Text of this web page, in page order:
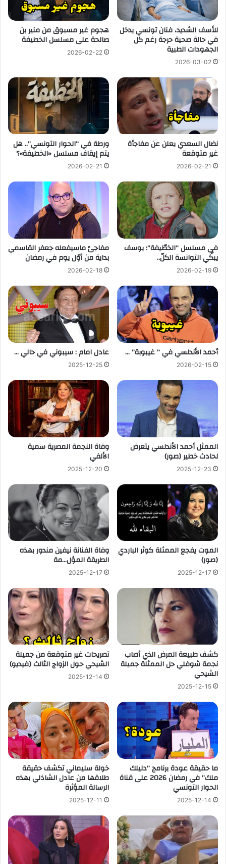
للأسف الشديد، فنان تونسي يدخل
في حالة صحية حرجة رغم كل
الجهودات الطبية
2026-03-02
هجوم غير مسبوق من منير بن
صالحة على مسلسل الخطيفة
2026-02-22
نضال السعدي يعلن عن مفاجأة
غير متوقعة
2026-02-21
ورطة في “الحوار التونسي”.. هل
يتم إيقاف مسلسل «الخطيفة»؟
2026-02-21
في مسلسل ”الخطّيفة”: يوسف
يبكّي التوانسة الكلّ..
2026-02-19
مفاجئ ماسيفعله جعفر القاسمي
بداية من أوّل يوم في رمضان
2026-02-18
أحمد الأندلسي في ” غيبوبة” …
2026-02-15
عادل امام : سيبوني في حالي …
2025-12-25
الممثل أحمد الأندلسي يتعرض
لحادث خطير (صور)
2025-12-23
وفاة النجمة المصرية سمية
الألفي
2025-12-20
الموت يفجع الممثلة كوثر الباردي
(صور)
2025-12-17
وفاة الفنانة نيفين مندور بهذه
الطريقة المؤل…مة
2025-12-17
كشف طبيعة المرض الذي أصاب
نجمة شوفلي حل الممثلة جميلة
الشيحي
2025-12-15
تصريحات غير متوقعة من جميلة
الشيحي حول الزواج الثالث (فيديو)
2025-12-14
ما حقيقة عودة برنامج ”دليلك
ملك” في رمضان 2026 على قناة
الحوار التونسي
2025-12-14
خولة سليماني تكشف حقيقة
طلاقها من عادل الشاذلي بهذه
الرسالة المؤثرة
2025-12-11